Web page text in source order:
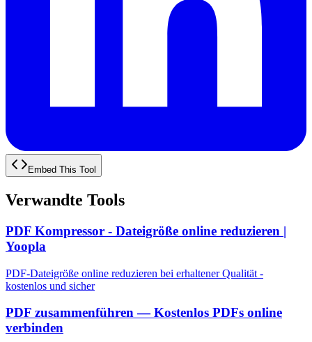
Embed This Tool
Verwandte Tools
PDF Kompressor - Dateigröße online reduzieren |
Yoopla
PDF-Dateigröße online reduzieren bei erhaltener Qualität -
kostenlos und sicher
PDF zusammenführen — Kostenlos PDFs online
verbinden